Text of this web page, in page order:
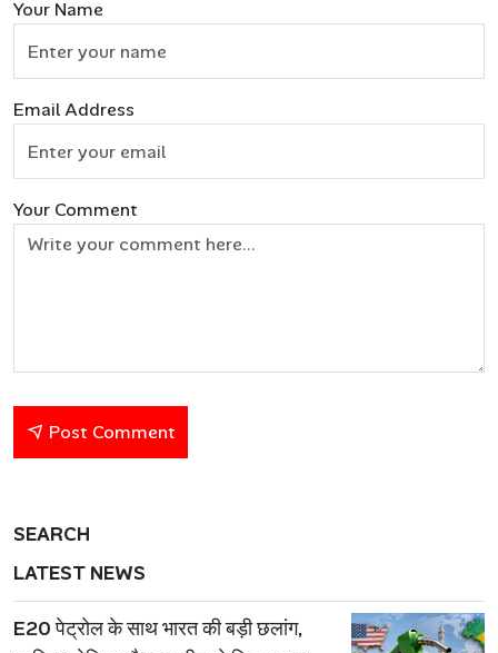
Your Name
Email Address
Your Comment
Post Comment
SEARCH
LATEST NEWS
E20 पेट्रोल के साथ भारत की बड़ी छलांग,